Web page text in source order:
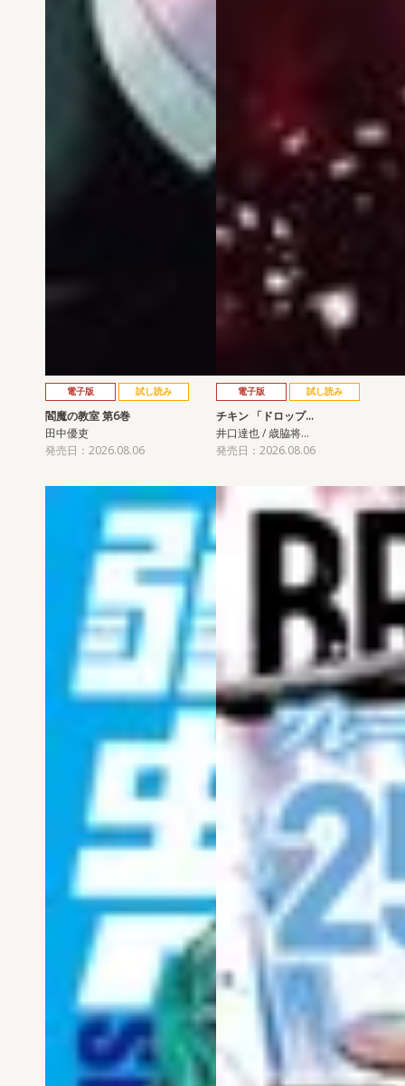
電子版 試し読み
閻魔の教室 第6巻
田中優吏
発売日：2026.08.06
電子版 試し読み
チキン 「ドロップ…
井口達也 / 歳脇将…
発売日：2026.08.06